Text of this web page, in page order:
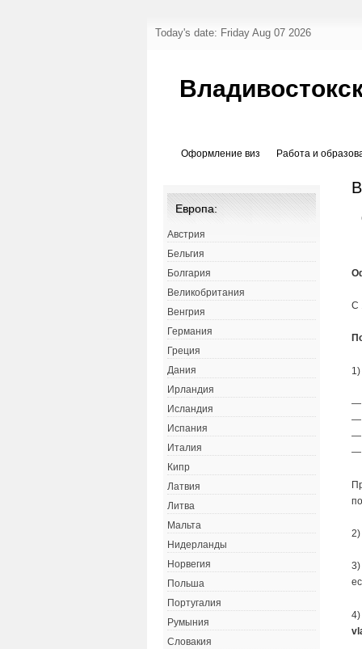
Today's date: Friday Aug 07 2026
Оформление виз Работа и
С
—
—
—
—
4)
Европа:
Австрия
Бельгия
Болгария
Великобритания
Венгрия
Германия
Греция
Дания
Ирландия
Исландия
Испания
Италия
Кипр
Латвия
Литва
Мальта
Нидерланды
Норвегия
Польша
Португалия
Румыния
Словакия